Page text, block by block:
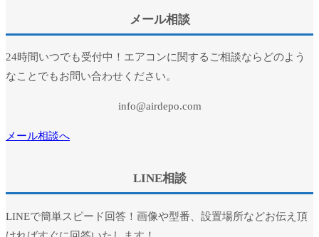
メール相談
24時間いつでも受付中！エアコンに関するご相談ならどのよう
なことでもお問い合わせください。
info@airdepo.com
メール相談へ
LINE相談
LINEで簡単スピード回答！画像や型番、設置場所などお伝え頂